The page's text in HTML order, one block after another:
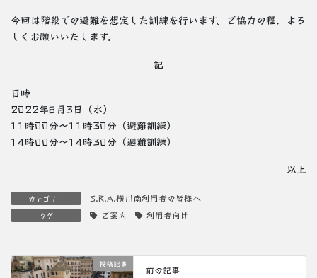
今回は階段での避難を想定した訓練を行います。ご協力の程、よろ
しくお願いいたします。
記
日時
2022年8月3日（水）
11時00分～11時30分（避難訓練）
14時00分～14時30分（避難訓練）
以上
カテゴリー S.R.A.横川南利用者の皆様へ
タグ ご案内 利用者向け
投稿記事
前の記事